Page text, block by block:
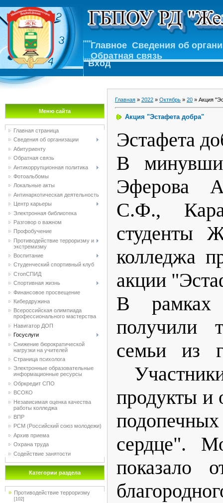
Главное Сведения об
Обратная связь
Вход
Меню сайта
Главная страница
Сведения об организации
Абитуриенту
Обратная связь
Антикоррупционная политика
Фотоальбомы
Локальные акты
Антинаркотическая деятельность
Центр карьеры
Электронная библиотека
Разговор о важном
Профобучение
Противодействие терроризму и
экстремизму
Воспитание
Студенческий спортивный клуб
CтопСПИД
Спортивная жизнь
Финансовое просвещение
Кибердружина
Всероссийская олимпиада
профессионального мастерства
Навигатор ДОП
Госуслуги
Снижение бюрократической
нагрузки на учителей
Страница психолога
Электронные образовательные
информационные ресурсы
Обркредит СПО
ВСОКО
Независимая оценка качества
работы колледжа
ВПР
РСМ (Российский союз молодежи)
Архив приема
Охрана труда
Содействие занятости
Категории раздела
Противодействие терроризму
[102]
Главная » 2022 » Октябрь » 20 » Акция
Акция "Эстафета добра"
Эстафета
В
Эферова
С.Ф.,
студенты
колледжа
акции
В рамках
получили
семьи из
продукты и
сердце".
показало